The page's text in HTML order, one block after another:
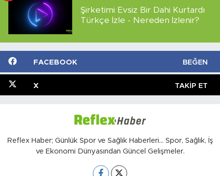
Şirketimi Evsiz Bir Dahi Kurtardı
Türkçe İzle - Nereden İzlenir?
FACEBOOK BEĞEN
X TAKIP ET
Reflex Haber; Günlük Spor ve Sağlık Haberleri... Spor, Sağlık, İş
ve Ekonomi Dünyasından Güncel Gelişmeler.